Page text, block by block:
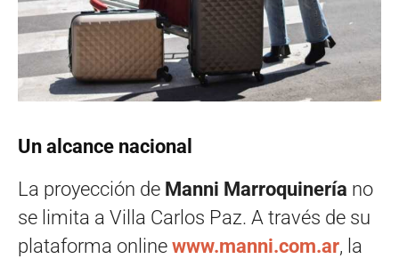
Un alcance nacional
La proyección de Manni Marroquinería no
se limita a Villa Carlos Paz. A través de su
plataforma online www.manni.com.ar, la